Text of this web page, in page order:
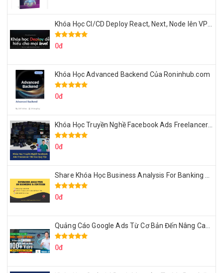
0đ
Khóa Học Advanced Backend Của Roninhub.com
0đ
0đ
0đ
0đ